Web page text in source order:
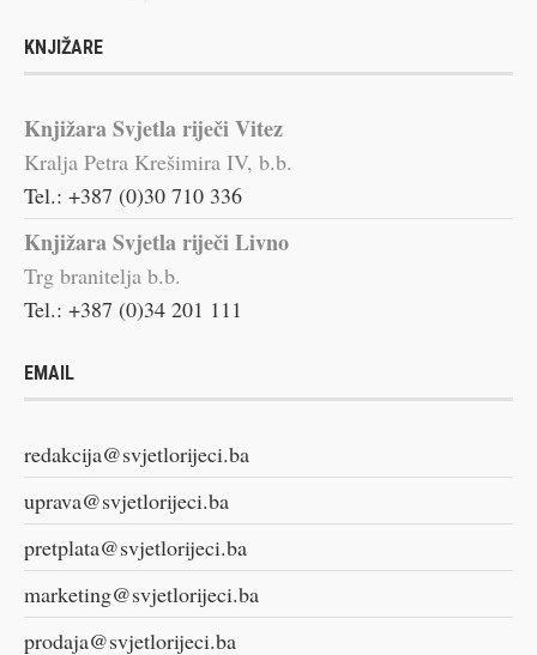
KNJIŽARE
Knjižara Svjetla riječi Vitez
Kralja Petra Krešimira IV, b.b.
Tel.: +387 (0)30 710 336
Knjižara Svjetla riječi Livno
Trg branitelja b.b.
Tel.: +387 (0)34 201 111
EMAIL
redakcija@svjetlorijeci.ba
uprava@svjetlorijeci.ba
pretplata@svjetlorijeci.ba
marketing@svjetlorijeci.ba
prodaja@svjetlorijeci.ba